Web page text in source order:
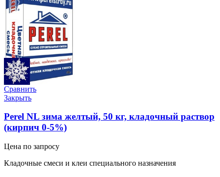
Сравнить
Закрыть
Perel NL зима желтый, 50 кг, кладочный раствор
(кирпич 0-5%)
Цена по запросу
Кладочные смеси и клеи специального назначения